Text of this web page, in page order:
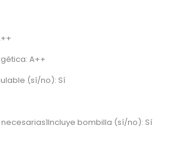
A++
(sí/no): Sí
bombilla (sí/no): Sí